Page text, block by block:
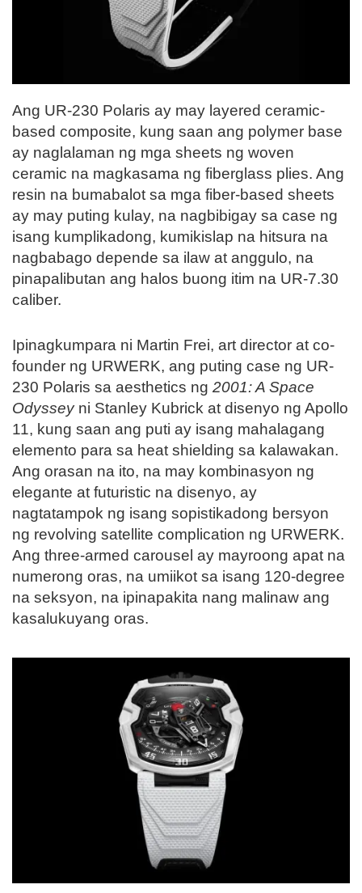
Ang UR-230 Polaris ay may layered ceramic-
based composite, kung saan ang polymer base
ay naglalaman ng mga sheets ng woven
ceramic na magkasama ng fiberglass plies. Ang
resin na bumabalot sa mga fiber-based sheets
ay may puting kulay, na nagbibigay sa case ng
isang kumplikadong, kumikislap na hitsura na
nagbabago depende sa ilaw at anggulo, na
pinapalibutan ang halos buong itim na UR-7.30
caliber.
Ipinagkumpara ni Martin Frei, art director at co-
founder ng URWERK, ang puting case ng UR-
230 Polaris sa aesthetics ng 2001: A Space
Odysseyni Stanley Kubrick at disenyo ng Apollo
11, kung saan ang puti ay isang mahalagang
elemento para sa heat shielding sa kalawakan.
Ang orasan na ito, na may kombinasyon ng
elegante at futuristic na disenyo, ay
nagtatampok ng isang sopistikadong bersyon
ng revolving satellite complication ng URWERK.
Ang three-armed carousel ay mayroong apat na
numerong oras, na umiikot sa isang 120-degree
na seksyon, na ipinapakita nang malinaw ang
kasalukuyang oras.